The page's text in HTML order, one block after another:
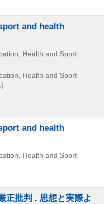
and health
Health and Sport
Health and Sport
and health
Health and Sport
正批判 . 思想と実際よ